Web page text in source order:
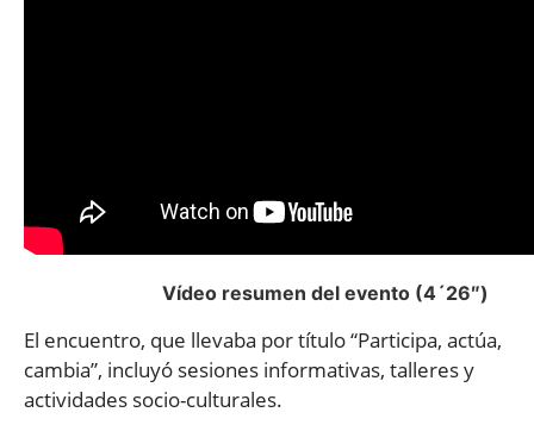
Vídeo resumen del evento (4´26″)
El encuentro, que llevaba por título “Participa, actúa,
cambia”, incluyó sesiones informativas, talleres y
actividades socio-culturales.